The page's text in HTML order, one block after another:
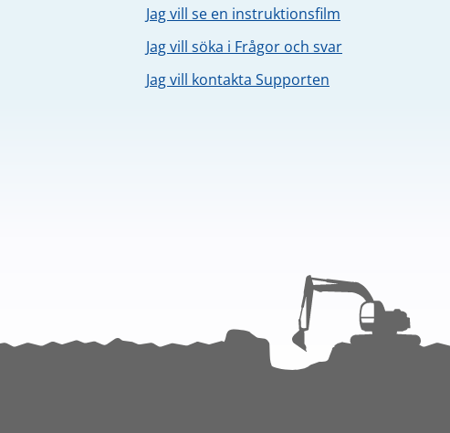
Jag vill se en instruktionsfilm
Jag vill söka i Frågor och svar
Jag vill kontakta Supporten